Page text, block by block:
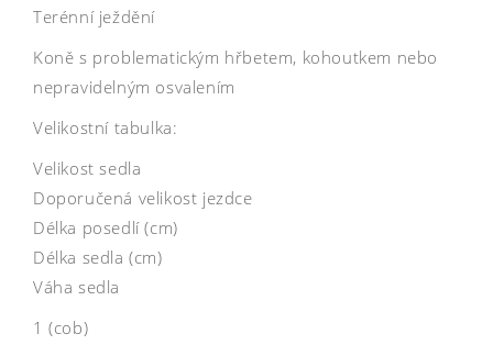
Terénní ježdění
Koně s problematickým hřbetem, kohoutkem nebo
nepravidelným osvalením
Velikostní tabulka:
Velikost sedla
Doporučená velikost jezdce
Délka posedlí (cm)
Délka sedla (cm)
Váha sedla
1 (cob)